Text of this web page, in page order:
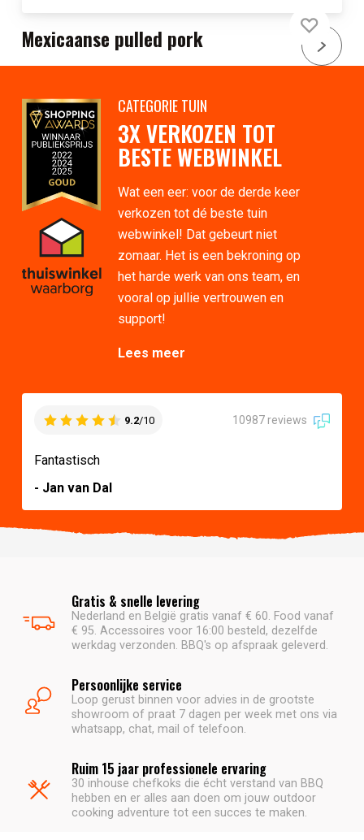
Mexicaanse pulled pork
CATEGORIE TUIN
3X VERKOZEN TOT
BESTE WEBWINKEL
Wat een eer: voor de derde keer
verkozen tot dé beste tuin
webwinkel! Dat gebeurt niet
zomaar. Het is een bekroning op
het harde werk van ons team, en
vooral op jullie vertrouwen en
support!
Lees meer
9.2/10 10987 reviews
Fantastisch
- Jan van Dal
Gratis & snelle levering
Nederland en België gratis vanaf € 60. Food vanaf
€ 95. Accessoires voor 16:00 besteld, dezelfde
werkdag verzonden. BBQ's op afspraak geleverd.
Persoonlijke service
Loop gerust binnen voor advies in de grootste
showroom of praat 7 dagen per week met ons via
whatsapp, chat, mail of telefoon.
Ruim 15 jaar professionele ervaring
30 inhouse chefkoks die écht verstand van BBQ
hebben en er alles aan doen om jouw outdoor
cooking adventure tot een succes te maken.